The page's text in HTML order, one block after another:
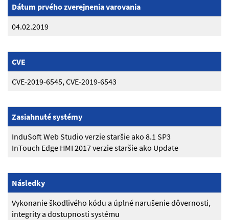
Dátum prvého zverejnenia varovania
04.02.2019
CVE
CVE-2019-6545, CVE-2019-6543
Zasiahnuté systémy
InduSoft Web Studio verzie staršie ako 8.1 SP3
InTouch Edge HMI 2017 verzie staršie ako Update
Následky
Vykonanie škodlivého kódu a úplné narušenie dôvernosti,
integrity a dostupnosti systému